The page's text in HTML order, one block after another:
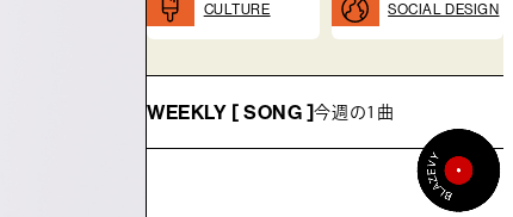
CULTURE SOCIAL DESIGN
WEEKLY [ SONG ]今週の1曲